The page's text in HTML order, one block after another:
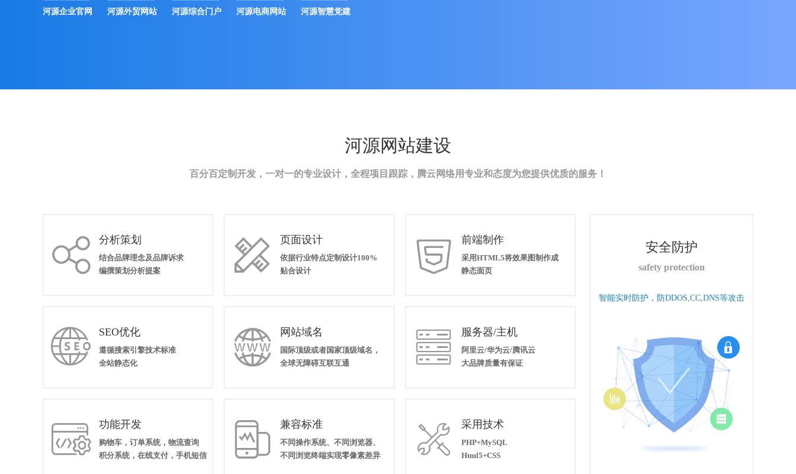
河源企业官网 河源外贸网站 河源综合门户 河源电商网站 河源智慧党建
河源网站建设
百分百定制开发，一对一的专业设计，全程项目跟踪，腾云网络用专业和态度为您提供优质的服务！
 分析策划
结合品牌理念及品牌诉求
编撰策划分析提案
 页面设计
依据行业特点定制设计100%
贴合设计
 前端制作
采用HTML5将效果图制作成
静态面页
 SEO优化
遵循搜索引擎技术标准
全站静态化
 网站域名
国际顶级或者国家顶级域名，
全球无障碍互联互通
 服务器/主机
阿里云/华为云/腾讯云
大品牌质量有保证
 功能开发
购物车，订单系统，物流查询
积分系统，在线支付，手机短信
 兼容标准
不同操作系统、不同浏览器、
不同浏览终端实现零像素差异
 采用技术
PHP+MySQL
Html5+CSS
安全防护
safety protection
智能实时防护，防DDOS,CC,DNS等攻击